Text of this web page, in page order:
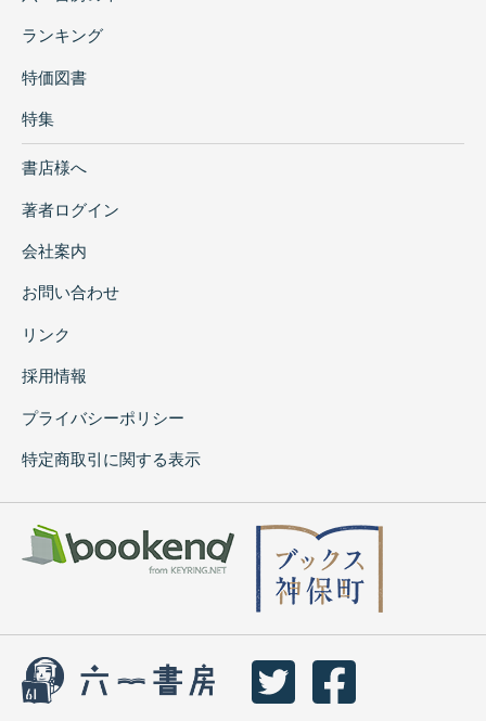
ランキング
特価図書
特集
書店様へ
著者ログイン
会社案内
お問い合わせ
リンク
採用情報
プライバシーポリシー
特定商取引に関する表示